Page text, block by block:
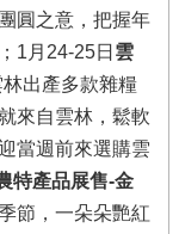
圓之意，把握年
1月24-25日 雲
林出產多款雜糧
來自雲林，鬆軟
當週前來選購雲
特產品展售-金
節，一朵朵艷紅